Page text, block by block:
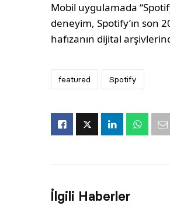
Mobil uygulamada
deneyim, Spotify’ın son
hafızanın dijital
featured Spotify
İlgili Haberler